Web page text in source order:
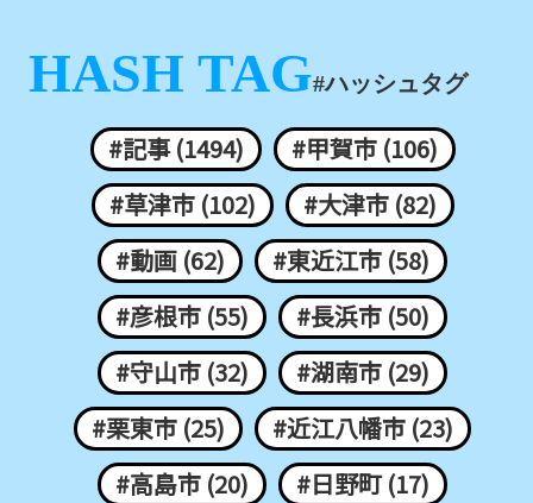
HASH TAG#ハッシュタグ
#記事 (1494)
#甲賀市 (106)
#草津市 (102)
#大津市 (82)
#動画 (62)
#東近江市 (58)
#彦根市 (55)
#長浜市 (50)
#守山市 (32)
#湖南市 (29)
#栗東市 (25)
#近江八幡市 (23)
#高島市 (20)
#日野町 (17)